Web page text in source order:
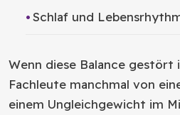
Schlaf und
Wenn diese Balance gestört
Fachleute manchmal von
einem Ungleichgewicht im